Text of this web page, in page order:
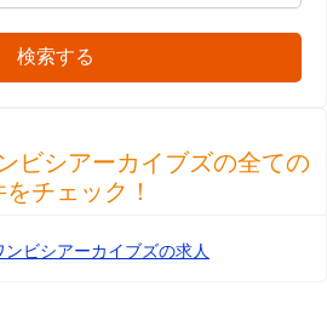
検索する
シアーカイブズの全ての
チェック！
ビシアーカイブズの求人